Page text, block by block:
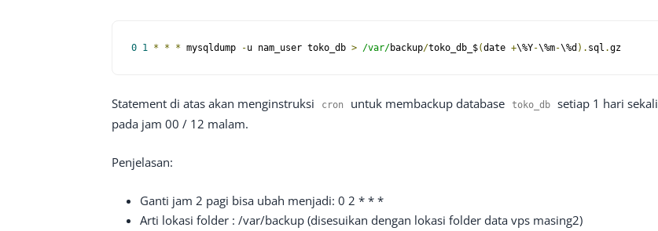
0 1 * * * mysqldump -u nam_user toko_db > /var/backup/toko_db_$(date +\%Y-\%m-\%d ). sql .gz
Statement di atas akan menginstruksi cron untuk membackup database toko_db
setiap 1 hari sekali
pada jam 00 / 12 malam.
Penjelasan:
Ganti jam 2 pagi bisa ubah menjadi: 0 2 * * *
Arti lokasi folder : /var/backup (disesuikan dengan lokasi folder data vps masing2)